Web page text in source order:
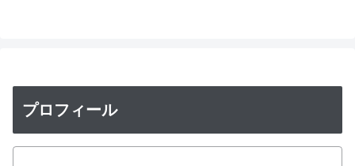
プロフィール